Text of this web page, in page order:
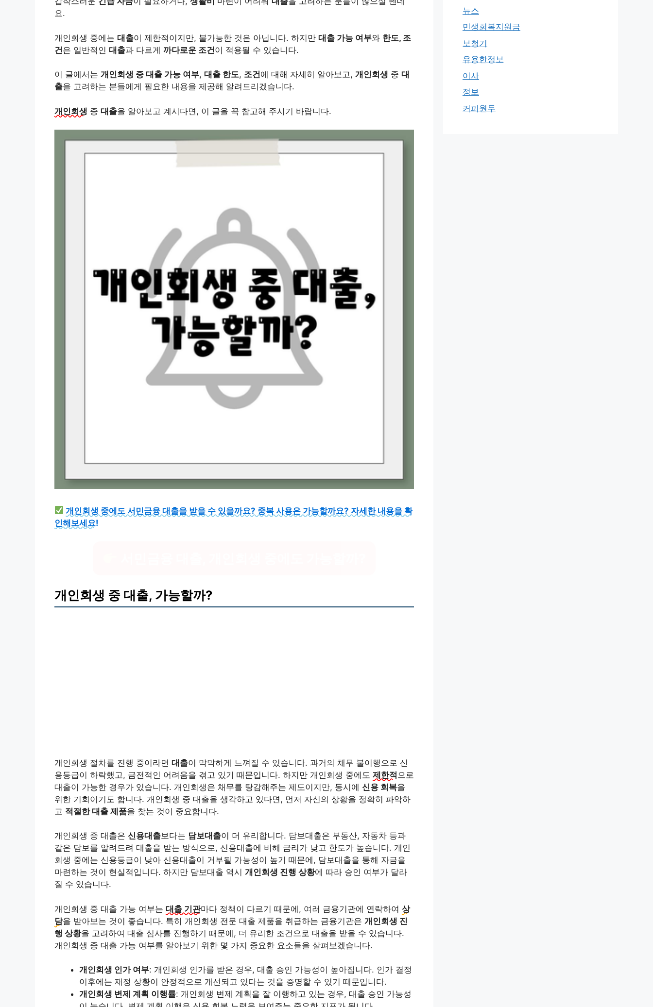
요.
개인회생 중에는 대출이 제한적이지만, 불가능한 것은 아닙니다. 하지만 대출 가능 여부와 한도, 조
건은 일반적인 대출과 다르게 까다로운 조건이 적용될 수 있습니다.
이 글에서는 개인회생 중 대출 가능 여부, 대출 한도, 조건에 대해 자세히 알아보고, 개인회생 중 대
출을 고려하는 분들에게 필요한 내용을 제공해 알려드리겠습니다.
개인회생 중 대출을 알아보고 계시다면, 이 글을 꼭 참고해 주시기 바랍니다.
개인회생 중에도 서민금융 대출을 받을 수 있을까요? 중복 사용은 가능할까요? 자세한 내용을 확
인해보세요!
개인회생 중 대출, 가능할까?
개인회생 절차를 진행 중이라면 대출이 막막하게 느껴질 수 있습니다. 과거의 채무 불이행으로 신
용등급이 하락했고, 금전적인 어려움을 겪고 있기 때문입니다. 하지만 개인회생 중에도 제한적 으로
대출이 가능한 경우가 있습니다. 개인회생은 채무를 탕감해주는 제도이지만, 동시에 신용 회복을
위한 기회이기도 합니다. 개인회생 중 대출을 생각하고 있다면, 먼저 자신의 상황을 정확히 파악하
고 적절한 대출 제품을 찾는 것이 중요합니다.
개인회생 중 대출은 신용대출보다는 담보대출이 더 유리합니다. 담보대출은 부동산, 자동차 등과
같은 담보를 알려드려 대출을 받는 방식으로, 신용대출에 비해 금리가 낮고 한도가 높습니다. 개인
회생 중에는 신용등급이 낮아 신용대출이 거부될 가능성이 높기 때문에, 담보대출을 통해 자금을
마련하는 것이 현실적입니다. 하지만 담보대출 역시 개인회생 진행 상황에 따라 승인 여부가 달라
질 수 있습니다.
개인회생 중 대출 가능 여부는 대출 기관마다 정책이 다르기 때문에, 여러 금융기관에 연락하여 상
담을 받아보는 것이 좋습니다. 특히 개인회생 전문 대출 제품을 취급하는 금융기관은 개인회생 진
행 상황을 고려하여 대출 심사를 진행하기 때문에, 더 유리한 조건으로 대출을 받을 수 있습니다.
개인회생 중 대출 가능 여부를 알아보기 위한 몇 가지 중요한 요소들을 살펴보겠습니다.
개인회생 인가 여부: 개인회생 인가를 받은 경우, 대출 승인 가능성이 높아집니다. 인가 결정
이후에는 재정 상황이 안정적으로 개선되고 있다는 것을 증명할 수 있기 때문입니다.
개인회생 변제 계획 이행률: 개인회생 변제 계획을 잘 이행하고 있는 경우, 대출 승인 가능성
뉴스
민생회복지원금
보청기
유용한정보
이사
정보
커피원두